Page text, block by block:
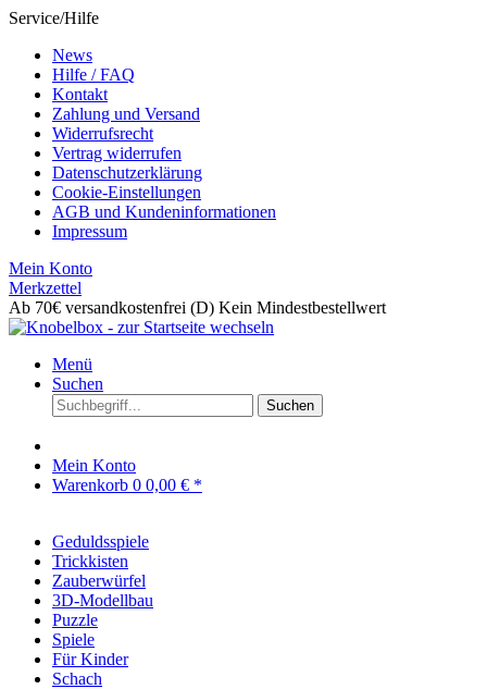
Service/Hilfe
News
Hilfe / FAQ
Kontakt
Zahlung und Versand
Widerrufsrecht
Vertrag widerrufen
Datenschutzerklärung
Cookie-Einstellungen
AGB und Kundeninformationen
Impressum
Mein Konto
Merkzettel
Ab 70€ versandkostenfrei (D) Kein Mindestbestellwert
Menü
Suchen
Suchen
Mein Konto
Warenkorb 0 0,00 € *
Geduldsspiele
Trickkisten
Zauberwürfel
3D-Modellbau
Puzzle
Spiele
Für Kinder
Schach